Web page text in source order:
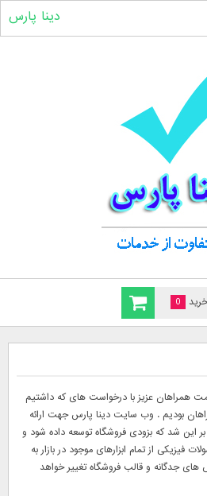
0
دینا پارس
همراهان عزیز با درخواست های که داشتیم
همراهان بودیم . وب سایت دینا پارس جهت ارائه
این شد که بزودی فروشگاه توسعه داده شود و
فیزیکی از تمام ابزارهای موجود در بازار به
جدگانه و قالب فروشگاه تغییر خواهد